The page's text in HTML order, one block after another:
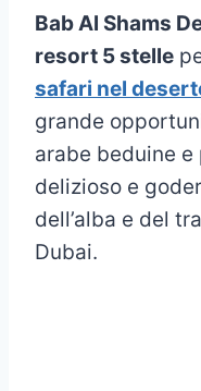
Bab Al Shams
resort 5 stelle
safari nel
grande
arabe beduine
delizioso e
dell’alba e del
Dubai.